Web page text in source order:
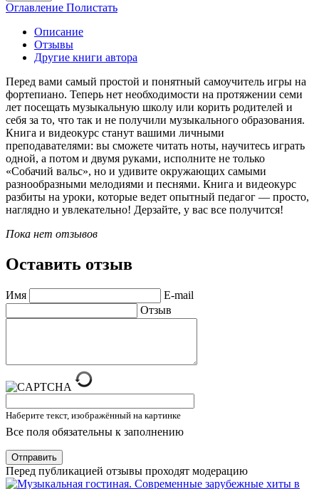
Оглавление Полистать
Описание
Отзывы
Другие книги автора
Перед вами самый простой и понятный самоучитель игры на
фортепиано. Теперь нет необходимости на протяжении семи
лет посещать музыкальную школу или корить родителей и
себя за то, что так и не получили музыкального образования.
Книга и видеокурс станут вашими личными
преподавателями: вы сможете читать ноты, научитесь играть
одной, а потом и двумя руками, исполните не только
«Собачий вальс», но и удивите окружающих самыми
разнообразными мелодиями и песнями. Книга и видеокурс
разбиты на уроки, которые ведет опытный педагог — просто,
наглядно и увлекательно! Дерзайте, у вас все получится!
Пока нет отзывов
Оставить отзыв
Имя
E-mail
Отзыв
Наберите текст, изображённый на картинке
Все поля обязательны к заполнению
Отправить
Перед публикацией отзывы проходят модерацию